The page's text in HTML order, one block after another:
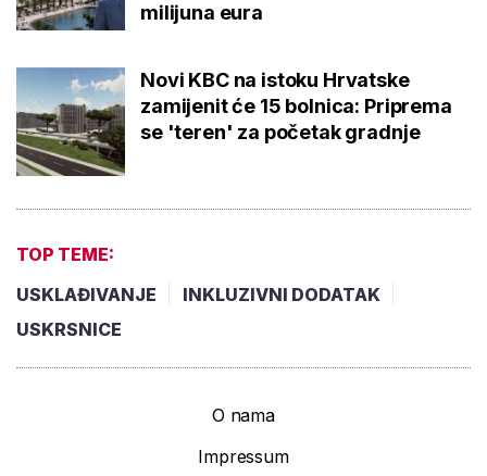
milijuna eura
Novi KBC na istoku Hrvatske
zamijenit će 15 bolnica: Priprema
se 'teren' za početak gradnje
TOP TEME:
USKLAĐIVANJE
INKLUZIVNI DODATAK
USKRSNICE
O nama
Impressum